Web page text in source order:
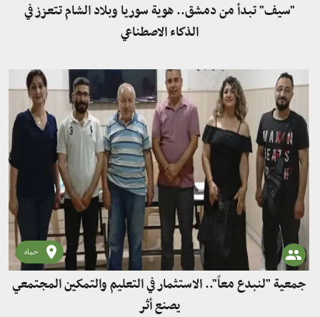
"سيف" تبدأ من دمشق.. هوية سوريا وبلاد الشام تتعزز في
الذكاء الاصطناعي
حماه
جمعية "لنبدع معاً".. الاستثمار في التعليم والتمكين المجتمعي
يصنع أثر